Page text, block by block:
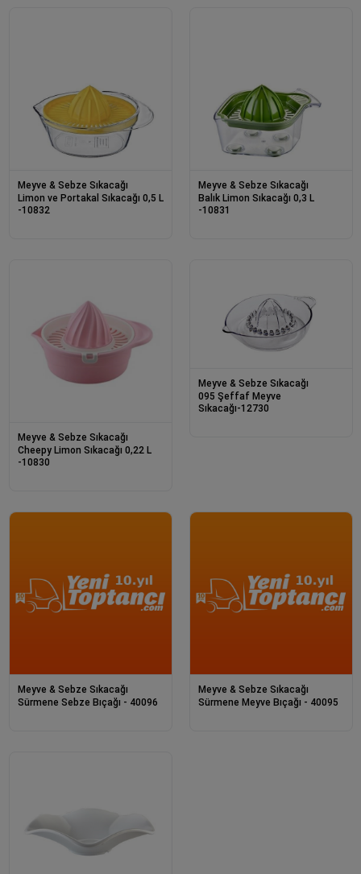
Meyve & Sebze Sıkacağı
Limon ve Portakal Sıkacağı 0,5 L
-10832
Meyve & Sebze Sıkacağı
Balık Limon Sıkacağı 0,3 L
-10831
Meyve & Sebze Sıkacağı
Cheepy Limon Sıkacağı 0,22 L
-10830
Meyve & Sebze Sıkacağı
095 Şeffaf Meyve
Sıkacağı-12730
Meyve & Sebze Sıkacağı
Sürmene Sebze Bıçağı - 40096
Meyve & Sebze Sıkacağı
Sürmene Meyve Bıçağı - 40095